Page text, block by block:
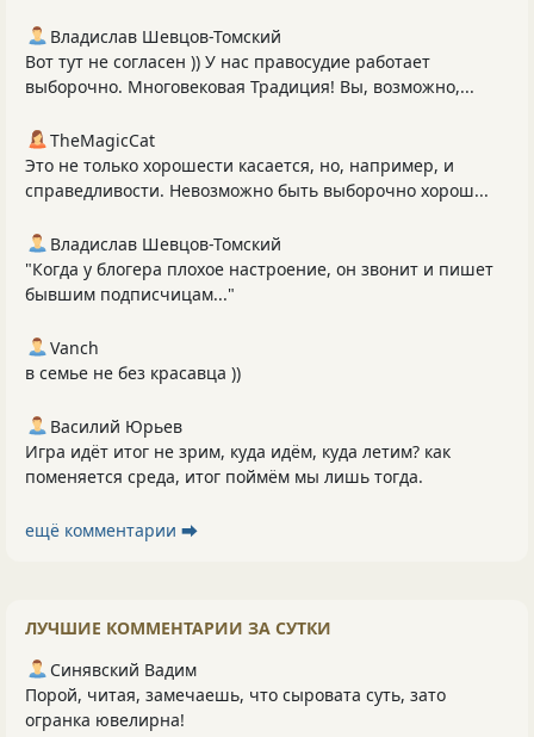
Владислав Шевцов-Томский
Вот тут не согласен )) У нас правосудие работает
выборочно. Многовековая Традиция! Вы, возможно,...
TheMagicCat
Это не только хорошести касается, но, например, и
справедливости. Невозможно быть выборочно хорош...
Владислав Шевцов-Томский
"Когда у блогера плохое настроение, он звонит и пишет
бывшим подписчицам..."
Vanch
в семье не без красавца ))
Василий Юрьев
Игра идёт итог не зрим, куда идём, куда летим? как
поменяется среда, итог поймём мы лишь тогда.
ещё комментарии ⮕
ЛУЧШИЕ КОММЕНТАРИИ ЗА СУТКИ
Синявский Вадим
Порой, читая, замечаешь, что сыровата суть, зато
огранка ювелирна!